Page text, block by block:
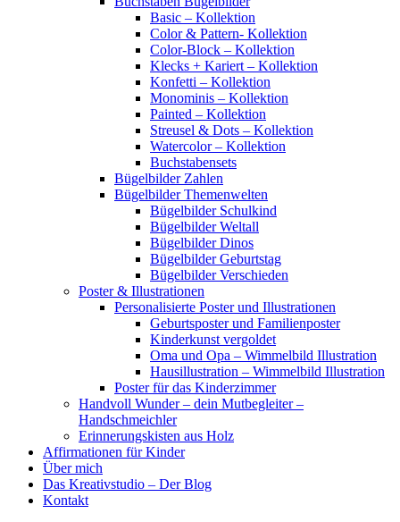
Basic – Kollektion
Color & Pattern- Kollektion
Color-Block – Kollektion
Klecks + Kariert – Kollektion
Konfetti – Kollektion
Monominis – Kollektion
Painted – Kollektion
Streusel & Dots – Kollektion
Watercolor – Kollektion
Buchstabensets
Bügelbilder Zahlen
Bügelbilder Themenwelten
Bügelbilder Schulkind
Bügelbilder Weltall
Bügelbilder Dinos
Bügelbilder Geburtstag
Bügelbilder Verschieden
Poster & Illustrationen
Personalisierte Poster und Illustrationen
Geburtsposter und Familienposter
Kinderkunst vergoldet
Oma und Opa – Wimmelbild Illustration
Hausillustration – Wimmelbild Illustration
Poster für das Kinderzimmer
Handvoll Wunder – dein Mutbegleiter –
Handschmeichler
Erinnerungskisten aus Holz
Affirmationen für Kinder
Über mich
Das Kreativstudio – Der Blog
Kontakt